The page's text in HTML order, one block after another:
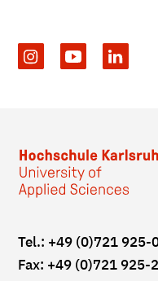
Tel.: +49 (0)721 925-
Fax: +49 (0)721 925-